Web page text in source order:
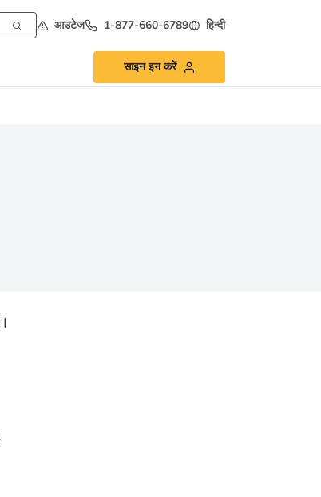
आउटेज 1-877-660-6789 हिन्दी
साइन इन करें